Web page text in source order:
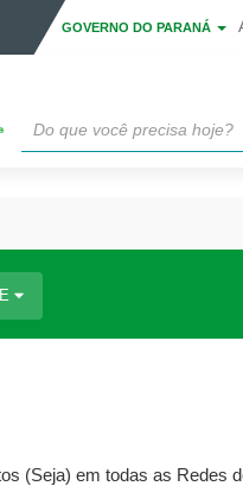
GOVERNO DO PARANÁ
(Seja) em todas as Redes